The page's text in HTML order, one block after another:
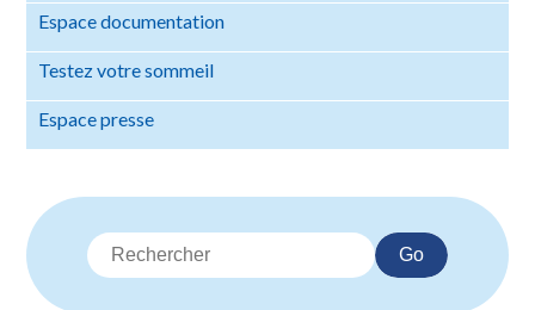
Espace documentation
Testez votre sommeil
Espace presse
Go